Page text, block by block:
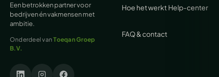
Een betrokken partner voor
bedrijven én vakmensen met
ambitie.
Onderdeel vanToeqan Groep
B.V.
Hoe het werkt Help-center
FAQ & contact